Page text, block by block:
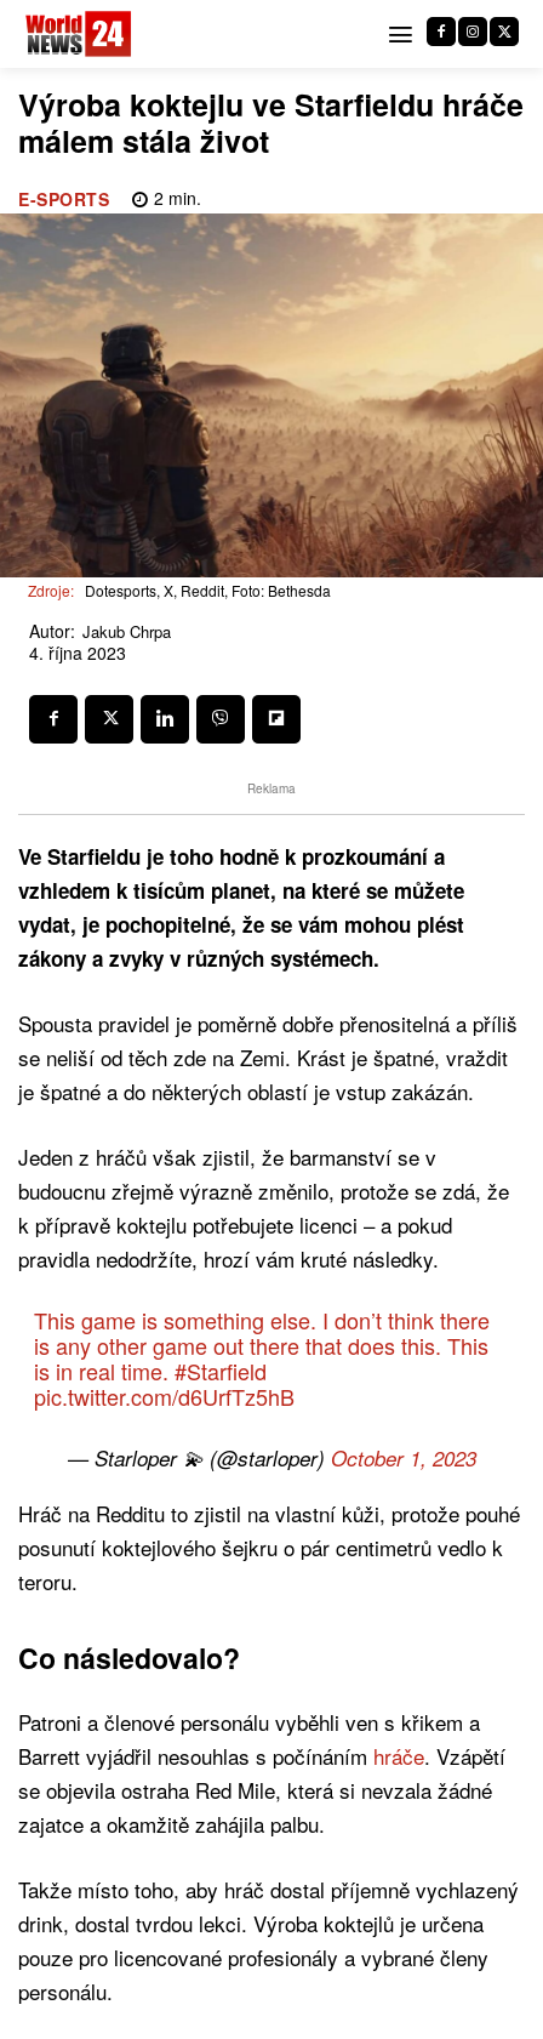
Výroba koktejlu ve Starfieldu hráče
málem stála život
E-SPORTS 2 min.
Zdroje: Dotesports, X, Reddit, Foto: Bethesda
Autor: Jakub Chrpa
4. října 2023
Reklama
Ve Starfieldu je toho hodně k prozkoumání a
vzhledem k tisícům planet, na které se můžete
vydat, je pochopitelné, že se vám mohou plést
zákony a zvyky v různých systémech.
Spousta pravidel je poměrně dobře přenositelná a příliš
se neliší od těch zde na Zemi. Krást je špatné, vraždit
je špatné a do některých oblastí je vstup zakázán.
Jeden z hráčů však zjistil, že barmanství se v
budoucnu zřejmě výrazně změnilo, protože se zdá, že
k přípravě koktejlu potřebujete licenci – a pokud
pravidla nedodržíte, hrozí vám kruté následky.
This game is something else. I don’t think there
is any other game out there that does this. This
is in real time. #Starfield
pic.twitter.com/d6UrfTz5hB
— Starloper 💫 (@starloper) October 1, 2023
Hráč na Redditu to zjistil na vlastní kůži, protože pouhé
posunutí koktejlového šejkru o pár centimetrů vedlo k
teroru.
Co následovalo?
Patroni a členové personálu vyběhli ven s křikem a
Barrett vyjádřil nesouhlas s počínáním hráče. Vzápětí
se objevila ostraha Red Mile, která si nevzala žádné
zajatce a okamžitě zahájila palbu.
Takže místo toho, aby hráč dostal příjemně vychlazený
drink, dostal tvrdou lekci. Výroba koktejlů je určena
pouze pro licencované profesionály a vybrané členy
personálu.